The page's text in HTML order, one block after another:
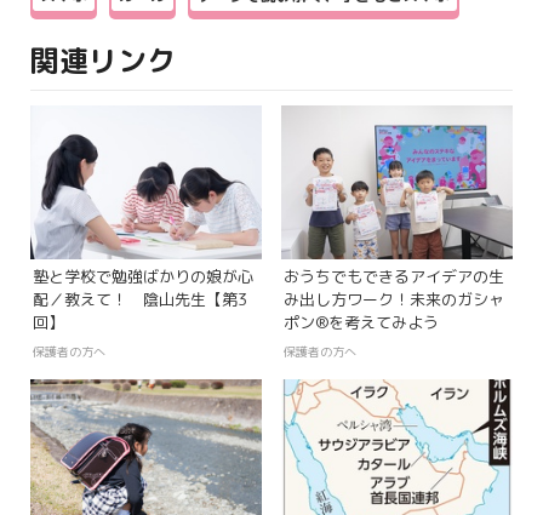
関連リンク
塾と学校で勉強ばかりの娘が心
配／教えて！ 陰山先生【第3
回】
保護者の方へ
おうちでもできるアイデアの生
み出し方ワーク！未来のガシャ
ポン®を考えてみよう
保護者の方へ